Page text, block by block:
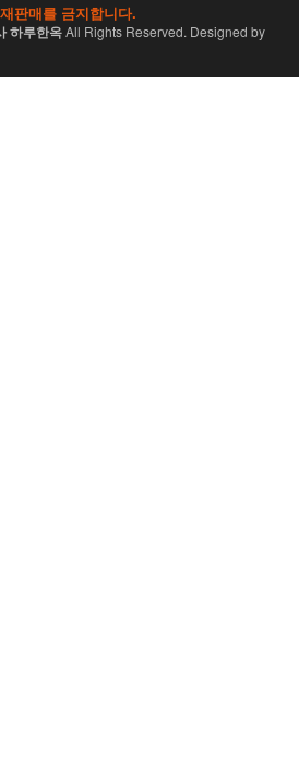
판매를 금지합니다.
하루한옥All Rights Reserved. Designed by